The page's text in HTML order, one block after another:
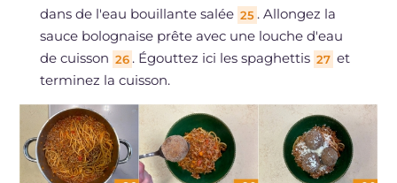
dans de l'eau bouillante salée 25 . Allongez la
sauce bolognaise prête avec une louche d'eau
de cuisson 26 . Égouttez ici les spaghettis 27 et
terminez la cuisson.